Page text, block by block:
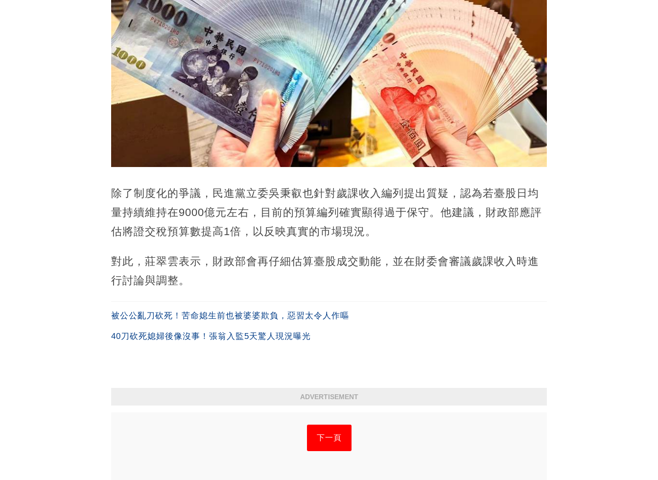
除了制度化的爭議，民進黨立委吳秉叡也針對歲課收入編列提出質疑，認為若臺股日均
量持續維持在9000億元左右，目前的預算編列確實顯得過于保守。他建議，財政部應評
估將證交稅預算數提高1倍，以反映真實的市場現況。
對此，莊翠雲表示，財政部會再仔細估算臺股成交動能，並在財委會審議歲課收入時進
行討論與調整。
被公公亂刀砍死！苦命媳生前也被婆婆欺負，惡習太令人作嘔
40刀砍死媳婦後像沒事！張翁入監5天驚人現況曝光
ADVERTISEMENT
下一頁